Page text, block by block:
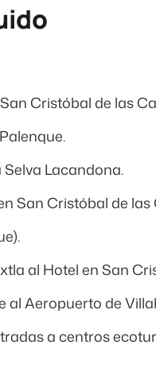
Cristóbal de las
Selva Lacandona.
San Cristóbal de las
al Hotel en San
al Aeropuerto de
a centros